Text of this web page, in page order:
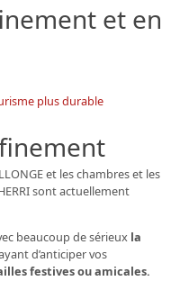
et en
plus durable
et les chambreset les
sont actuellement
beaucoup de sérieux la
d’anticiper vos
festives ou amicales.